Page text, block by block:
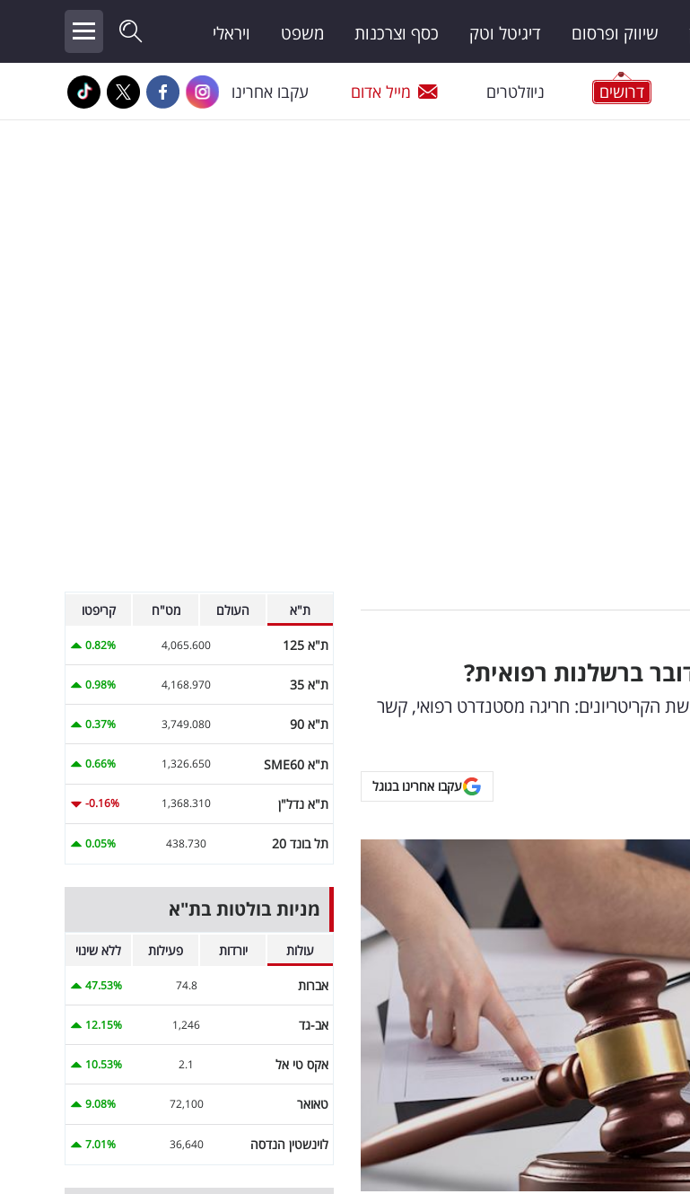
שיווק ופרסום דיגיטל וטק כסף וצרכנות משפט ויראלי
דרושים ניוזלטרים מייל אדום עקבו אחרינו
ברשלנות רפואית?
הקריטריונים: חריגה מסטנדרט רפואי, קשר
עקבו אחרינו בגוגל
ת"א העולם מט"ח קריפטו
ת"א 125 4,065.600
0.82%
ת"א 35 4,168.970
0.98%
ת"א 90 3,749.080
0.37%
ת"א SME60 1,326.650
0.66%
ת"א נדל"ן 1,368.310
-0.16%
תל בונד 20 438.730
0.05%
מניות בולטות בת"א
עולות יורדות פעילות ללא שינוי
אברות 74.8
47.53%
אב-גד 1,246
12.15%
אקס טי אל 2.1
10.53%
טאואר 72,100
9.08%
לוינשטין הנדסה 36,640
7.01%